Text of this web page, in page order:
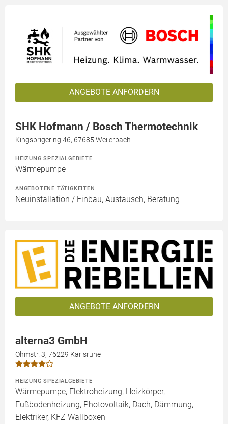
ANGEBOTE ANFORDERN
SHK Hofmann / Bosch Thermotechnik
Kingsbrigering 46, 67685 Weilerbach
HEIZUNG SPEZIALGEBIETE
Wärmepumpe
ANGEBOTENE TÄTIGKEITEN
Neuinstallation / Einbau, Austausch, Beratung
ANGEBOTE ANFORDERN
alterna3 GmbH
Ohmstr. 3, 76229 Karlsruhe
HEIZUNG SPEZIALGEBIETE
Wärmepumpe, Elektroheizung, Heizkörper,
Fußbodenheizung, Photovoltaik, Dach, Dämmung,
Elektriker, KFZ Wallboxen